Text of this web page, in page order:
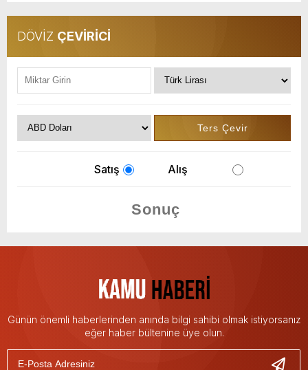
DÖVİZ ÇEVİRİCİ
Satış Alış
Günün önemli haberlerinden anında bilgi sahibi olmak istiyorsanız
eğer haber bültenine üye olun.